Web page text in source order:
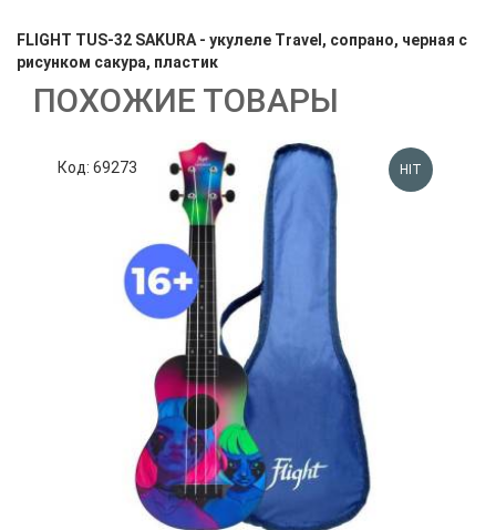
FLIGHT TUS-32 SAKURA - укулеле Travel, сопрано, черная с
рисунком сакура, пластик
ПОХОЖИЕ ТОВАРЫ
Код: 69273 HIT